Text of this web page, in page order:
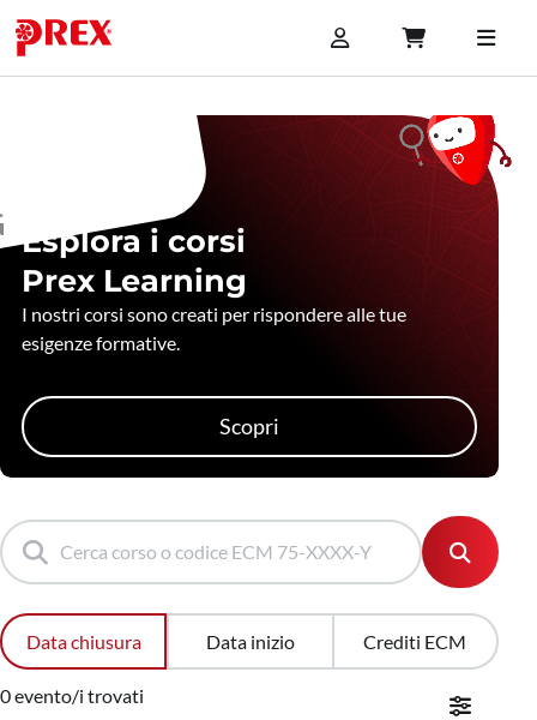
Esplora i corsi
Prex Learning
I nostri corsi sono creati per rispondere alle tue
esigenze formative.
Scopri
Data chiusura Data inizio Crediti ECM
0 evento/i trovati